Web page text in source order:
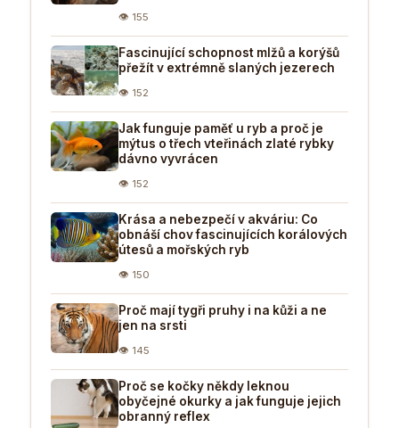
👁 155
Fascinující schopnost mlžů a korýšů
přežít v extrémně slaných jezerech
👁 152
Jak funguje paměť u ryb a proč je
mýtus o třech vteřinách zlaté rybky
dávno vyvrácen
👁 152
Krása a nebezpečí v akváriu: Co
obnáší chov fascinujících korálových
útesů a mořských ryb
👁 150
Proč mají tygři pruhy i na kůži a ne
jen na srsti
👁 145
Proč se kočky někdy leknou
obyčejné okurky a jak funguje jejich
obranný reflex